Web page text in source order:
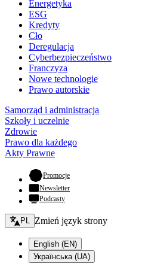
Energetyka
ESG
Kredyty
Cło
Deregulacja
Cyberbezpieczeństwo
Franczyza
Nowe technologie
Prawo autorskie
Samorząd i administracja
Szkoły i uczelnie
Zdrowie
Prawo dla każdego
Akty Prawne
Promocje- otwiera się w nowej karcie
Newsletter
Podcasty
Zmień język - bieżący:
PL Zmień język strony
English (EN)
Українська (UA)